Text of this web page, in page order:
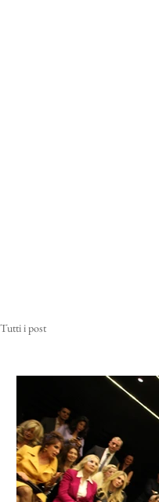
Tutti i post